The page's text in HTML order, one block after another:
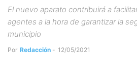
El nuevo aparato contribuirá a
agentes a la hora de garantizar la
municipio
Por Redacción - 12/05/2021